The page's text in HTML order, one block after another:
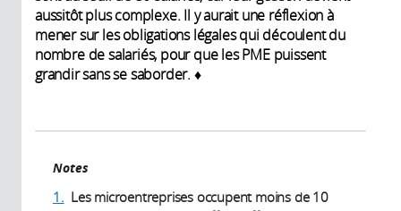
aussitôt plus complexe. Il y aurait une réflexion à
mener sur les obligations légales qui découlent du
nombre de salariés, pour que les PME puissent
grandir sans se saborder. ♦
Notes
1. Les microentreprises occupent moins de 10